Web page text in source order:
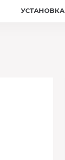
УСТАНОВКА